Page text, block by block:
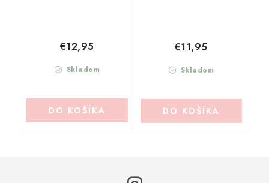
Skladom
€12,95
DO KOŠÍKA
Skladom
€11,95
DO KOŠÍKA